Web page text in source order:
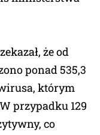
że od
ponad 535,3
którym
przypadku 129
co